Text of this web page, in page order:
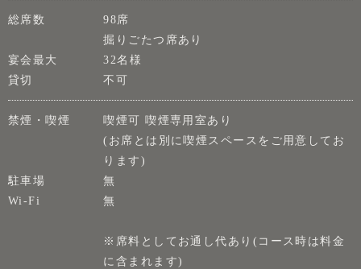
総席数
98席
掘りごたつ席あり
宴会最大
32名様
貸切
不可
禁煙・喫煙
喫煙可 喫煙専用室あり
(お席とは別に喫煙スペースをご用意してお
ります)
駐車場
無
Wi-Fi
無
※席料としてお通し代あり(コース時は料金
に含まれます)